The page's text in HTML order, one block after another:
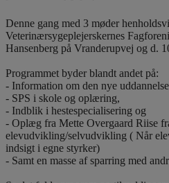
Denne gang med 3 møder
Veterinærsygeplejerskernes
Hansenberg på Vranderupvej og d.
Programmet byder blandt andet på:
- Information om den nye
- SPS i skole og oplæring,
- Indblik i hestespecialisering og
- Oplæg fra Mette Overgaard Riise
elevudvikling/selvudvikling ( Når
indsigt i egne styrker)
- Samt en masse af sparring med